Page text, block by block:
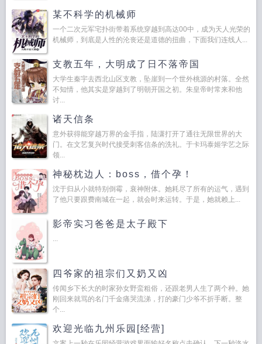
某不科学的机械师
一个二次元军宅扑街带着系统穿越到高达00中，成为天人光荣的
机械师，到底是人性的沦丧还是道德的扭曲，下面我们连线人...
支教五年，大明成了日不落帝国
大学生秦宇去西北山区支教，坠崖到一个世外桃源的村落。全然
不知情，他其实是穿越到了明朝开国之初。朱皇帝时常来和他
讨...
诸天信条
意外获得能穿越万界的金手指，陆潇打开了通往无限世界的大
门。在文艺复兴时代接受刺客信条的洗礼。于卡玛泰姬学艺之际
领...
神秘枕边人：boss，借个孕！
沈于归从小就特别倒霉，衰神附体。她耗尽了所有的运气，遇到
了他只要跟费南城在一起，就会时来运转。于是，她就赖上...
影帝实习爸爸是太子殿下
...
四爷家的祖宗们又奶又凶
传闻乡下长大的时家孙女野蛮粗俗，还跟老男人生了两个种。她
刚回来就骂的名门千金痛哭流涕，打的豪门少爷不折手断。整
个...
欢迎光临九州乐园[经营]